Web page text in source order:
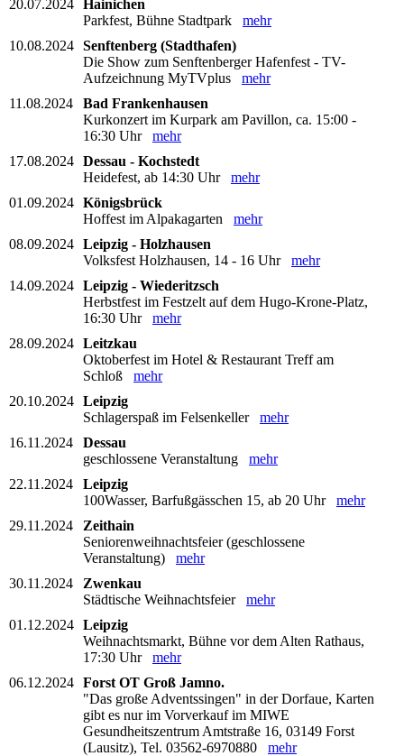
20.07.2024
Hainichen
Parkfest, Bühne Stadtpark mehr
10.08.2024 Senftenberg (Stadthafen)
Die Show zum Senftenberger Hafenfest - TV-
Aufzeichnung MyTVplus mehr
11.08.2024
Bad Frankenhausen
Kurkonzert im Kurpark am Pavillon, ca. 15:00 -
16:30 Uhr mehr
17.08.2024 Dessau - Kochstedt
Heidefest, ab 14:30 Uhr mehr
01.09.2024 Königsbrück
Hoffest im Alpakagarten mehr
08.09.2024 Leipzig - Holzhausen
Volksfest Holzhausen, 14 - 16 Uhr mehr
14.09.2024 Leipzig - Wiederitzsch
Herbstfest im Festzelt auf dem Hugo-Krone-Platz,
16:30 Uhr mehr
28.09.2024 Leitzkau
Oktoberfest im Hotel & Restaurant Treff am
Schloß mehr
20.10.2024 Leipzig
Schlagerspaß im Felsenkeller mehr
16.11.2024
Dessau
geschlossene Veranstaltung mehr
22.11.2024
Leipzig
100Wasser, Barfußgässchen 15, ab 20 Uhr mehr
29.11.2024
Zeithain
Seniorenweihnachtsfeier (geschlossene
Veranstaltung) mehr
30.11.2024
Zwenkau
Städtische Weihnachtsfeier mehr
01.12.2024 Leipzig
Weihnachtsmarkt, Bühne vor dem Alten Rathaus,
17:30 Uhr mehr
06.12.2024 Forst OT Groß Jamno.
"Das große Adventssingen" in der Dorfaue, Karten
gibt es nur im Vorverkauf im MIWE
Gesundheitszentrum Amtstraße 16, 03149 Forst
(Lausitz), Tel. 03562-6970880 mehr